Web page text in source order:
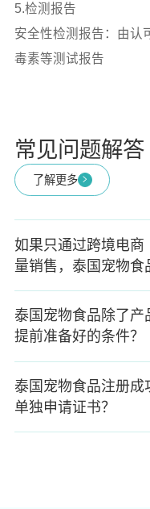
5.检测报告
安全性检测报告：由认
毒素等测试报告
常见问题解答
了解更多
如果只通过跨境电商
量销售，泰国宠物食
泰国宠物食品除了
提前准备好的条件？
泰国宠物食品注册
单独申请证书？